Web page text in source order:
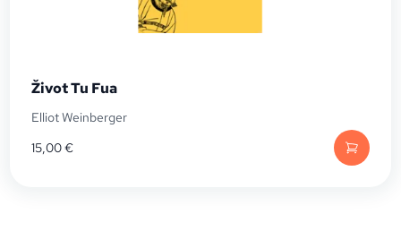
Život Tu Fua
Elliot Weinberger
15,00€